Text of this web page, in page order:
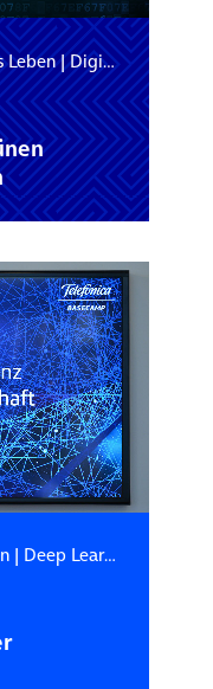
Leben|Digitalpolitik
| Deep Learning